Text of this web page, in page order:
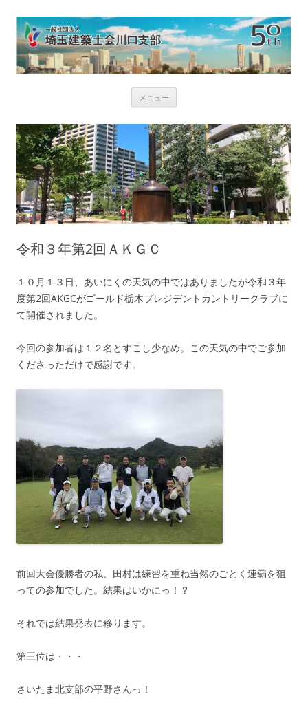
メニュー
ン
ツ
へ
ス
キ
ッ
プ
令和３年第2回ＡＫＧＣ
１０月１３日、あいにくの天気の中ではありましたが令和３年
度第2回AKGCがゴールド栃木プレジデントカントリークラブに
て開催されました。
今回の参加者は１２名とすこし少なめ。この天気の中でご参加
くださっただけで感謝です。
前回大会優勝者の私、田村は練習を重ね当然のごとく連覇を狙
っての参加でした。結果はいかにっ！？
それでは結果発表に移ります。
第三位は・・・
さいたま北支部の平野さんっ！